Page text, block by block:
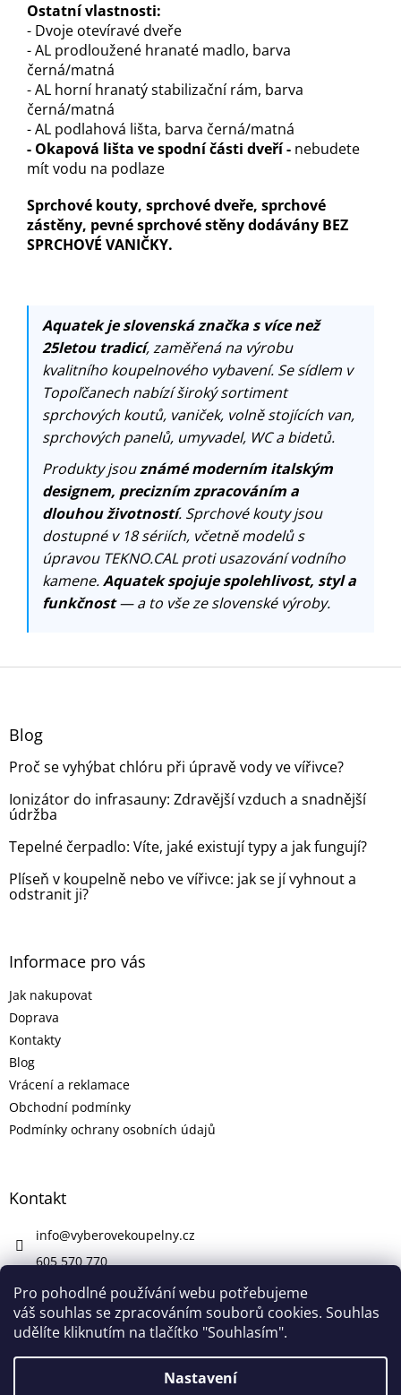
Pro pohodlné používání webu potřebujeme
váš souhlas se zpracováním souborů cookies. Souhlas
udělíte kliknutím na tlačítko "Souhlasím".
Nastavení
Ostatní vlastnosti:
- Dvoje otevíravé dveře
- AL prodloužené hranaté madlo, barva
černá/matná
- AL horní hranatý stabilizační rám, barva
černá/matná
- AL podlahová lišta, barva černá/matná
- Okapová lišta ve spodní části dveří - nebudete
mít vodu na podlaze
Sprchové kouty, sprchové dveře, sprchové
zástěny, pevné sprchové stěny dodávány BEZ
SPRCHOVÉ VANIČKY.
Aquatek je slovenská značka s více než
25letou tradicí, zaměřená na výrobu
kvalitního koupelnového vybavení. Se sídlem v
Topoľčanech nabízí široký sortiment
sprchových koutů, vaniček, volně stojících van,
sprchových panelů, umyvadel, WC a bidetů.
Produkty jsouznámé moderním italským
designem, precizním zpracováním a
dlouhou životností. Sprchové kouty jsou
dostupné v 18 sériích, včetně modelů s
úpravou TEKNO.CAL proti usazování vodního
kamene.Aquatek spojuje spolehlivost, styl a
funkčnost— a to vše ze slovenské výroby.
Z
Blog
Proč se vyhýbat chlóru při úpravě vody ve vířivce?
Ionizátor do infrasauny: Zdravější vzduch a snadnější
údržba
Tepelné čerpadlo: Víte, jaké existují typy a jak fungují?
Plíseň v koupelně nebo ve vířivce: jak se jí vyhnout a
odstranit ji?
Informace pro vás
Jak nakupovat
Doprava
Kontakty
Blog
Vrácení a reklamace
Obchodní podmínky
Podmínky ochrany osobních údajů
Kontakt
info@vyberovekoupelny.cz
605 570 770
https://www.facebook.com/vyberovekoupelny/